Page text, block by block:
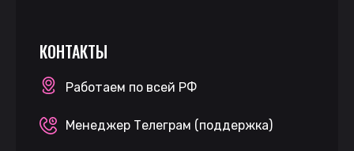
КОНТАКТЫ
Работаем по всей РФ
Менеджер Телеграм (поддержка)